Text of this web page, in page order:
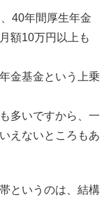
40年間厚生年金
額10万円以上も
金基金という上乗
多いですから、一
えないところもあ
というのは、結構